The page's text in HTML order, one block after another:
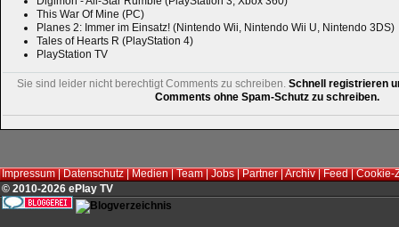
This War Of Mine (PC)
Planes 2: Immer im Einsatz! (Nintendo Wii, Nintendo Wii U, Nintendo 3DS)
Tales of Hearts R (PlayStation 4)
PlayStation TV
Sie sind leider nicht berechtigt Comments zu schreiben. Schnell registrieren
Comments ohne Spam-Schutz zu schreiben.
Impressum|Datenschutz|Medien|Team|Jobs|Partner|Archiv|Feed|Cookie-
© 2010-2026 ePlay TV